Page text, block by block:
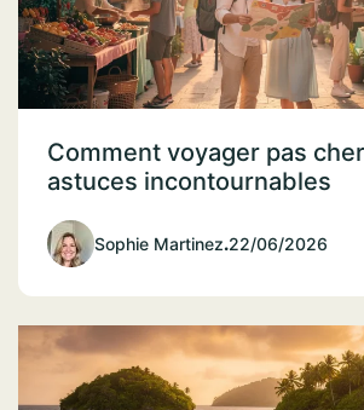
Comment voyager pas
astuces incontournables
Sophie Martinez.22/06/2026